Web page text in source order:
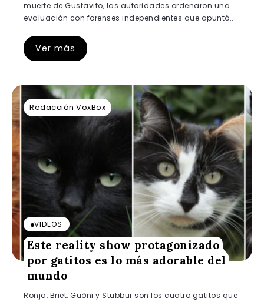
muerte de Gustavito, las autoridades ordenaron una
evaluación con forenses independientes que apuntó...
Ver más
Redacción VoxBox
VIDEOS
Este reality show protagonizado
por gatitos es lo más adorable del
mundo
Ronja, Briet, Guðni y Stubbur son los cuatro gatitos que